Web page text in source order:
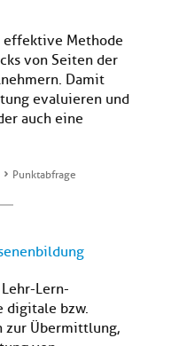
effektive Methode
von Seiten der
Damit
evaluieren und
auch eine
Punktabfrage
Lern-
digitale bzw.
zur Übermittlung,